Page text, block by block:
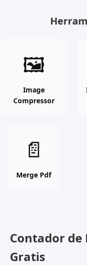
🖼
Image
Compressor
Compressor
free
tool
📄
Merge Pdf
Pdf
free
Contador de
Gratis